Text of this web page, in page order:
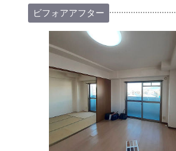
ビフォアアフター